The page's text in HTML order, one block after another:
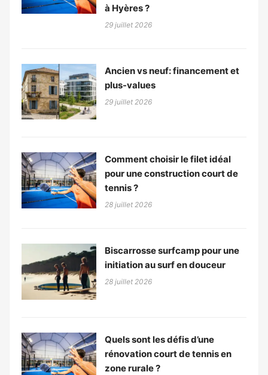
à Hyères ?
29 juillet 2026
Ancien vs neuf: financement et
plus-values
29 juillet 2026
Comment choisir le filet idéal
pour une construction court de
tennis ?
28 juillet 2026
Biscarrosse surfcamp pour une
initiation au surf en douceur
28 juillet 2026
Quels sont les défis d’une
rénovation court de tennis en
zone rurale ?